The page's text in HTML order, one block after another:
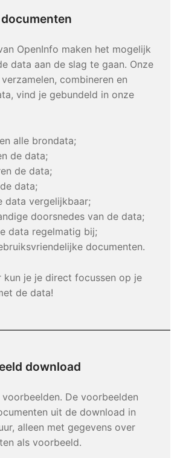
OpenInfo maken het mogelijk
data aan de slag te gaan. Onze
combineren en
vind je gebundeld in onze
alle brondata;
de data;
de data;
data;
data vergelijkbaar;
doorsnedes van de data;
data regelmatig bij;
documenten.
kun je je direct focussen op je
de data!
download
De voorbeelden
uit de download in
alleen met gegevens over
als voorbeeld.